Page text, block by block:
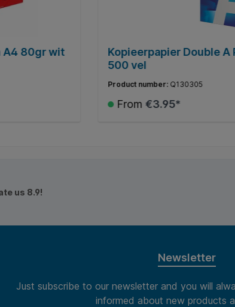
A4 80gr wit
Kopieerpapier Double
500 vel
Product number: Q130305
From€3.95*
us 8.9!
Newsletter
Just subscribe to our newsletter and you will
informed about new products